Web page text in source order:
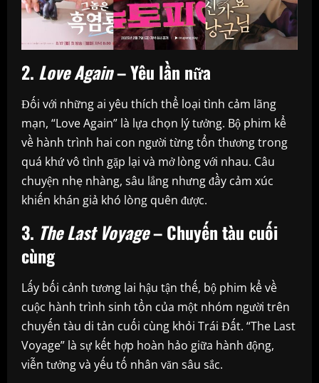
2. Love Again– Yêu lần nữa
Đối với những ai yêu thích thể loại tình cảm lãng
mạn, “Love Again” là lựa chọn lý tưởng. Bộ phim kể
về hành trình hai con người từng tổn thương trong
quá khứ vô tình gặp lại và mở lòng với nhau. Câu
chuyện nhẹ nhàng, sâu lắng nhưng đầy cảm xúc
khiến khán giả khó lòng quên được.
3. The Last Voyage– Chuyến tàu cuối
cùng
Lấy bối cảnh tương lai hậu tận thế, bộ phim kể về
cuộc hành trình sinh tồn của một nhóm người trên
chuyến tàu di tản cuối cùng khỏi Trái Đất. “The Last
Voyage” là sự kết hợp hoàn hảo giữa hành động,
viễn tưởng và yếu tố nhân văn sâu sắc.